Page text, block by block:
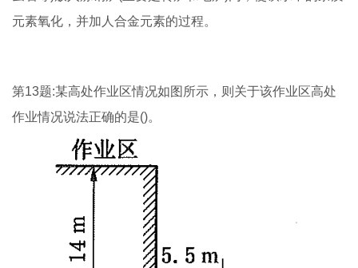
元素氧化，并加人合金元素的过程。
第13题:某高处作业区情况如图所示，则关于该作业区高处
作业情况说法正确的是()。